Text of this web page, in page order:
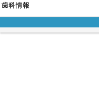
歯科情報